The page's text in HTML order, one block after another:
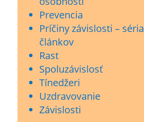
Prevencia
Príčiny závislosti – séria
článkov
Rast
Spoluzávislosť
Tínedžeri
Uzdravovanie
Závislosti